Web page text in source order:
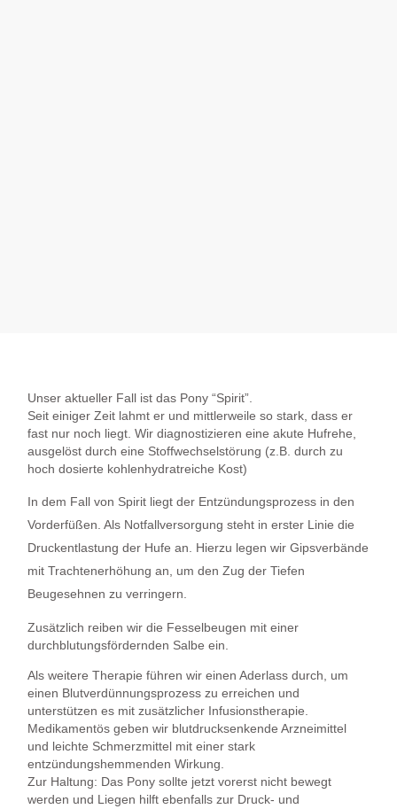
Unser aktueller Fall ist das Pony “Spirit”.
Seit einiger Zeit lahmt er und mittlerweile so stark, dass er
fast nur noch liegt. Wir diagnostizieren eine akute Hufrehe,
ausgelöst durch eine Stoffwechselstörung (z.B. durch zu
hoch dosierte kohlenhydratreiche Kost)
In dem Fall von Spirit liegt der Entzündungsprozess in den
Vorderfüßen. Als Notfallversorgung steht in erster Linie die
Druckentlastung der Hufe an. Hierzu legen wir Gipsverbände
mit Trachtenerhöhung an, um den Zug der Tiefen
Beugesehnen zu verringern.
Zusätzlich reiben wir die Fesselbeugen mit einer
durchblutungsfördernden Salbe ein.
Als weitere Therapie führen wir einen Aderlass durch, um
einen Blutverdünnungsprozess zu erreichen und
unterstützen es mit zusätzlicher Infusionstherapie.
Medikamentös geben wir blutdrucksenkende Arzneimittel
und leichte Schmerzmittel mit einer stark
entzündungshemmenden Wirkung.
Zur Haltung: Das Pony sollte jetzt vorerst nicht bewegt
werden und Liegen hilft ebenfalls zur Druck- und